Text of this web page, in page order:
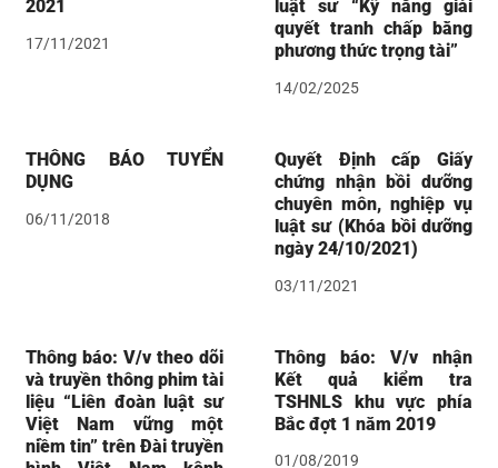
2021
17/11/2021
luật sư “Kỹ năng giải
quyết tranh chấp bằng
phương thức trọng tài”
14/02/2025
THÔNG BÁO TUYỂN
DỤNG
06/11/2018
Quyết Định cấp Giấy
chứng nhận bồi dưỡng
chuyên môn, nghiệp vụ
luật sư (Khóa bồi dưỡng
ngày 24/10/2021)
03/11/2021
Thông báo: V/v theo dõi
và truyền thông phim tài
liệu “Liên đoàn luật sư
Việt Nam vững một
niềm tin” trên Đài truyền
Thông báo: V/v nhận
Kết quả kiểm tra
TSHNLS khu vực phía
Bắc đợt 1 năm 2019
01/08/2019